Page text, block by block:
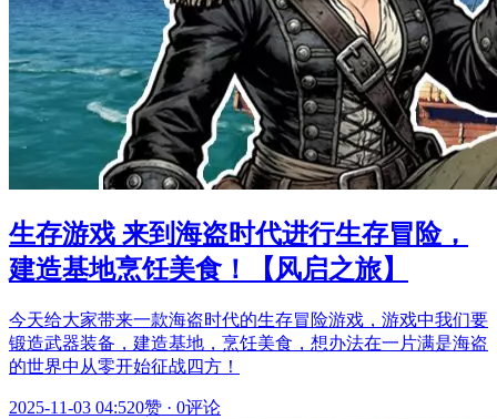
生存游戏 来到海盗时代进行生存冒险，
建造基地烹饪美食！【风启之旅】
今天给大家带来一款海盗时代的生存冒险游戏，游戏中我们要
锻造武器装备，建造基地，烹饪美食，想办法在一片满是海盗
的世界中从零开始征战四方！
2025-11-03 04:520赞 · 0评论